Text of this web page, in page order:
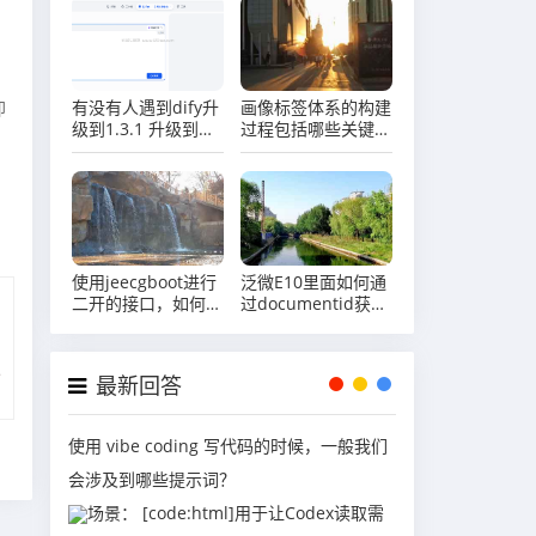
使用第三方调度组
有没有人遇到dify升
级到1.3.1 升级到最
新版本 知识库出问
题的？
画像标签体系的构建
过程包括哪些关键步
骤？
使用jeecgboot进行
二开的接口，如何让
泛微E10里面如何通
过documentid获取
最新回答
使用 vibe coding 写代码的时候，一般我们
会涉及到哪些提示词？
场景： [code:html]用于让Codex读取需